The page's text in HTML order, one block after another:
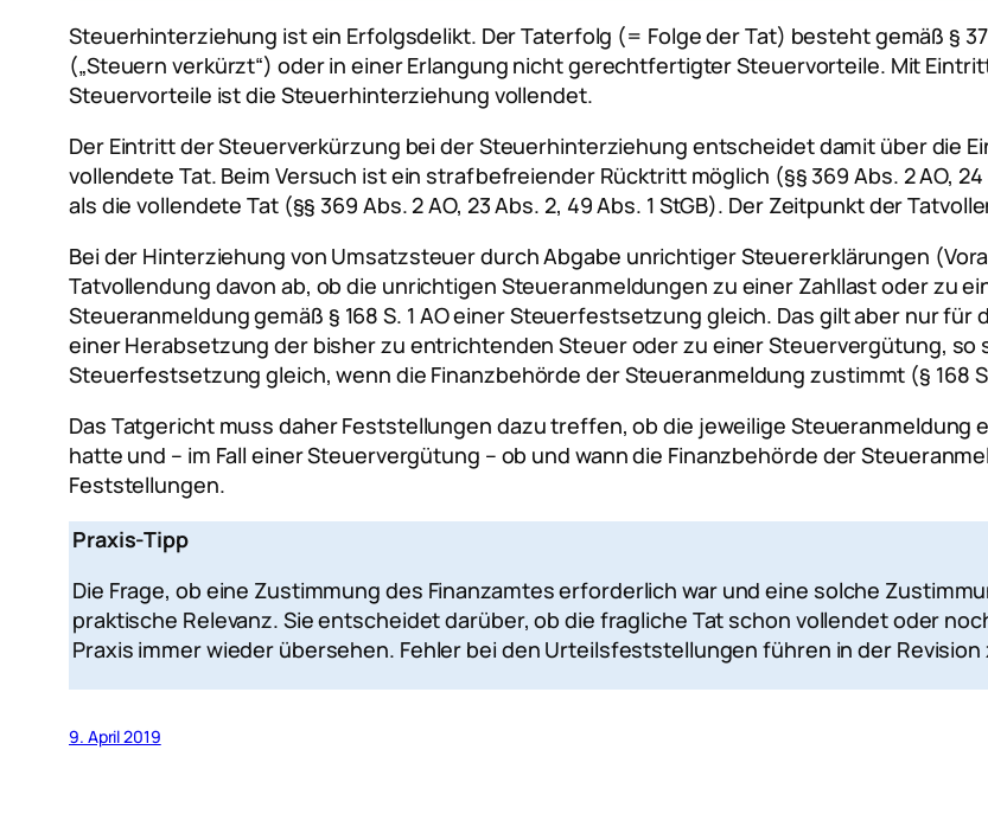
Steuerhinterziehung ist ein Erfolgsdelikt. Der Taterfolg (= Folge der Tat) besteht gemäß §
(„Steuern verkürzt“) oder in einer Erlangung nicht gerechtfertigter Steuervorteile. Mit
Steuervorteile ist die Steuerhinterziehung vollendet.
Der Eintritt der Steuerverkürzung bei der Steuerhinterziehung entscheidet damit über die
vollendete Tat. Beim Versuch ist ein strafbefreiender Rücktritt möglich (§§ 369 Abs. 2 AO,
als die vollendete Tat (§§ 369 Abs. 2 AO, 23 Abs. 2, 49 Abs. 1 StGB). Der Zeitpunkt der
Bei der Hinterziehung von Umsatzsteuer durch Abgabe unrichtiger Steuererklärungen
Tatvollendung davon ab, ob die unrichtigen Steueranmeldungen zu einer Zahllast oder zu
Steueranmeldung gemäß § 168 S. 1 AO einer Steuerfestsetzung gleich. Das gilt aber nur für
einer Herabsetzung der bisher zu entrichtenden Steuer oder zu einer Steuervergütung,
Steuerfestsetzung gleich, wenn die Finanzbehörde der Steueranmeldung zustimmt (§ 168
Das Tatgericht muss daher Feststellungen dazu treffen, ob die jeweilige Steueranmeldung
hatte und – im Fall einer Steuervergütung – ob und wann die Finanzbehörde der
Feststellungen.
Praxis-Tipp
Die Frage, ob eine Zustimmung des Finanzamtes erforderlich war und eine solche
praktische Relevanz. Sie entscheidet darüber, ob die fragliche Tat schon vollendet oder
Praxis immer wieder übersehen. Fehler bei den Urteilsfeststellungen führen in der
9. April 2019